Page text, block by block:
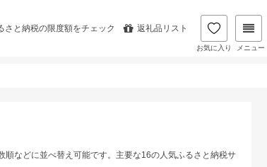
さと納税の限度額をチェック 返礼品リスト
お気に入り メニュー
などに並べ替え可能です。主要な16の人気ふるさと納税サ